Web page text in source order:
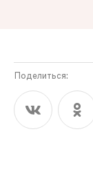
Поделиться: